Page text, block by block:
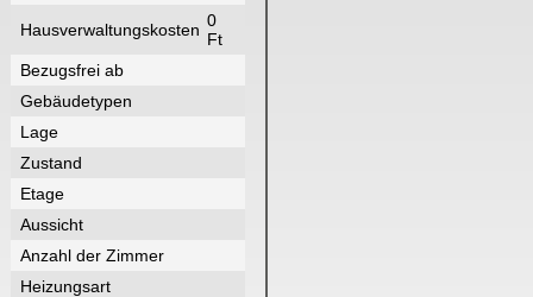
Hausverwaltungskosten 0
Ft
Bezugsfrei ab
Gebäudetypen
Lage
Zustand
Etage
Aussicht
Anzahl der Zimmer
Heizungsart